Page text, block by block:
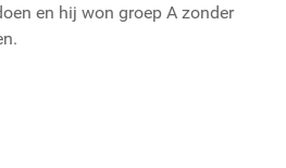
en hij won groep A zonder